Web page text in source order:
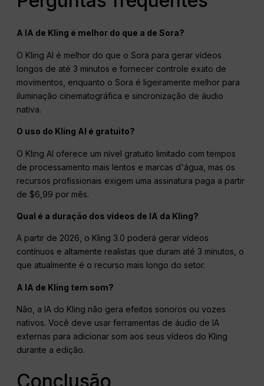
A IA de Kling é melhor do que a de Sora?
O Kling AI é melhor do que o Sora para gerar vídeos
longos de até 3 minutos e fornecer controle exato de
movimentos, enquanto o Sora é ligeiramente melhor para
iluminação cinematográfica e sincronização de áudio
nativa.
O uso do Kling AI é gratuito?
O Kling AI oferece um nível gratuito limitado com tempos
de processamento mais lentos e marcas d'água, mas os
recursos profissionais exigem uma assinatura paga a partir
de $6,99 por mês.
Qual é a duração dos vídeos de IA da Kling?
A partir de 2026, o Kling 3.0 poderá gerar vídeos
contínuos e altamente realistas que duram até 3 minutos, o
que atualmente é o recurso mais longo do setor.
A IA de Kling tem som?
Não, a IA do Kling não gera efeitos sonoros ou vozes
nativos. Você deve usar ferramentas de áudio de IA
externas para adicionar som aos seus vídeos do Kling
durante a edição.
Conclusão